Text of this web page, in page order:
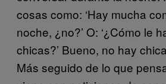
cosas como: ‘Hay mucha
noche, ¿no?’ O: ‘¿Cómo le
chicas?’ Bueno, no hay
Más seguido de lo que